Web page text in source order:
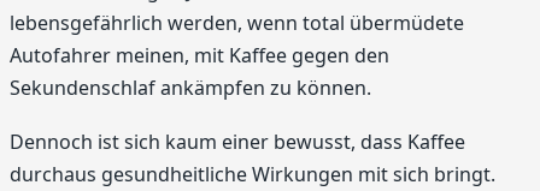
lebensgefährlich werden, wenn total übermüdete
Autofahrer meinen, mit Kaffee gegen den
Sekundenschlaf ankämpfen zu können.
Dennoch ist sich kaum einer bewusst, dass Kaffee
durchaus gesundheitliche Wirkungen mit sich bringt.